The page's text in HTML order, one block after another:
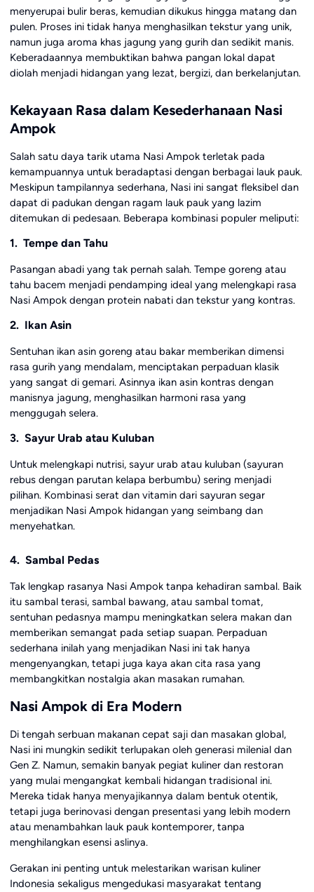
menyerupai bulir beras, kemudian dikukus hingga matang dan
pulen. Proses ini tidak hanya menghasilkan tekstur yang unik,
namun juga aroma khas jagung yang gurih dan sedikit manis.
Keberadaannya membuktikan bahwa pangan lokal dapat
diolah menjadi hidangan yang lezat, bergizi, dan berkelanjutan.
Kekayaan Rasa dalam Kesederhanaan Nasi
Ampok
Salah satu daya tarik utama Nasi Ampok terletak pada
kemampuannya untuk beradaptasi dengan berbagai lauk pauk.
Meskipun tampilannya sederhana, Nasi ini sangat fleksibel dan
dapat di padukan dengan ragam lauk pauk yang lazim
ditemukan di pedesaan. Beberapa kombinasi populer meliputi:
1. Tempe dan Tahu
Pasangan abadi yang tak pernah salah. Tempe goreng atau
tahu bacem menjadi pendamping ideal yang melengkapi rasa
Nasi Ampok dengan protein nabati dan tekstur yang kontras.
2. Ikan Asin
Sentuhan ikan asin goreng atau bakar memberikan dimensi
rasa gurih yang mendalam, menciptakan perpaduan klasik
yang sangat di gemari. Asinnya ikan asin kontras dengan
manisnya jagung, menghasilkan harmoni rasa yang
menggugah selera.
3. Sayur Urab atau Kuluban
Untuk melengkapi nutrisi, sayur urab atau kuluban (sayuran
rebus dengan parutan kelapa berbumbu) sering menjadi
pilihan. Kombinasi serat dan vitamin dari sayuran segar
menjadikan Nasi Ampok hidangan yang seimbang dan
menyehatkan.
4. Sambal Pedas
Tak lengkap rasanya Nasi Ampok tanpa kehadiran sambal. Baik
itu sambal terasi, sambal bawang, atau sambal tomat,
sentuhan pedasnya mampu meningkatkan selera makan dan
memberikan semangat pada setiap suapan. Perpaduan
sederhana inilah yang menjadikan Nasi ini tak hanya
mengenyangkan, tetapi juga kaya akan cita rasa yang
membangkitkan nostalgia akan masakan rumahan.
Nasi Ampok di Era Modern
Di tengah serbuan makanan cepat saji dan masakan global,
Nasi ini mungkin sedikit terlupakan oleh generasi milenial dan
Gen Z. Namun, semakin banyak pegiat kuliner dan restoran
yang mulai mengangkat kembali hidangan tradisional ini.
Mereka tidak hanya menyajikannya dalam bentuk otentik,
tetapi juga berinovasi dengan presentasi yang lebih modern
atau menambahkan lauk pauk kontemporer, tanpa
menghilangkan esensi aslinya.
Gerakan ini penting untuk melestarikan warisan kuliner
Indonesia sekaligus mengedukasi masyarakat tentang